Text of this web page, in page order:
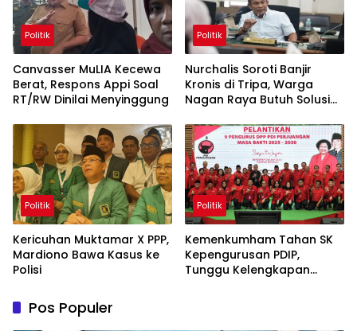
Politik
Canvasser MuLIA Kecewa
Berat, Respons Appi Soal
RT/RW Dinilai Menyinggung
Politik
Nurchalis Soroti Banjir
Kronis di Tripa, Warga
Nagan Raya Butuh Solusi
Politik
Kericuhan Muktamar X PPP,
Mardiono Bawa Kasus ke
Polisi
Politik
Kemenkumham Tahan SK
Kepengurusan PDIP,
Tunggu Kelengkapan
Pos Populer